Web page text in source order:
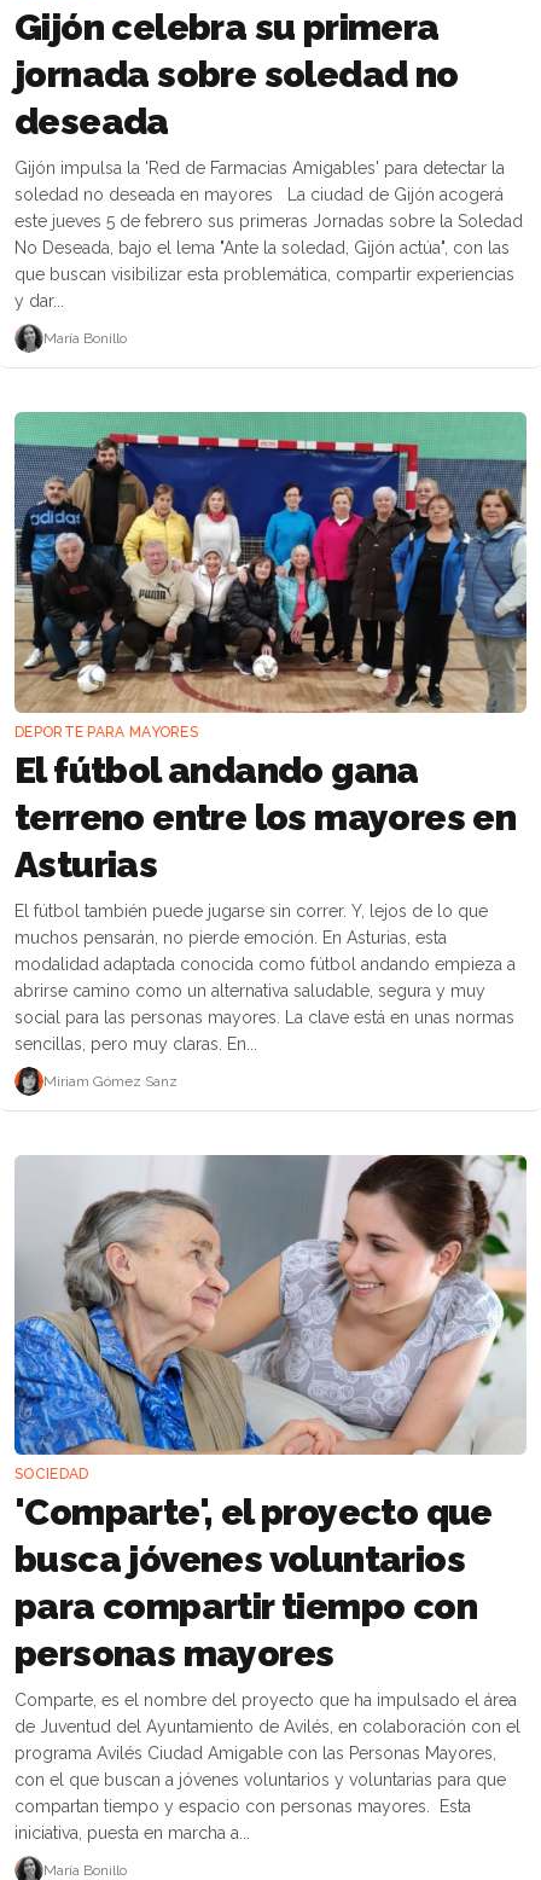
Gijón celebra su primera
jornada sobre soledad no
deseada
Gijón impulsa la 'Red de Farmacias Amigables' para detectar la
soledad no deseada en mayores La ciudad de Gijón acogerá
este jueves 5 de febrero sus primeras Jornadas sobre la Soledad
No Deseada, bajo el lema "Ante la soledad, Gijón actúa", con las
que buscan visibilizar esta problemática, compartir experiencias
y dar...
María Bonillo
DEPORTE PARA MAYORES
El fútbol andando gana
terreno entre los mayores en
Asturias
El fútbol también puede jugarse sin correr. Y, lejos de lo que
muchos pensarán, no pierde emoción. En Asturias, esta
modalidad adaptada conocida como fútbol andando empieza a
abrirse camino como un alternativa saludable, segura y muy
social para las personas mayores. La clave está en unas normas
sencillas, pero muy claras. En...
Miriam Gómez Sanz
SOCIEDAD
'Comparte', el proyecto que
busca jóvenes voluntarios
para compartir tiempo con
personas mayores
Comparte, es el nombre del proyecto que ha impulsado el área
de Juventud del Ayuntamiento de Avilés, en colaboración con el
programa Avilés Ciudad Amigable con las Personas Mayores,
con el que buscan a jóvenes voluntarios y voluntarias para que
compartan tiempo y espacio con personas mayores. Esta
iniciativa, puesta en marcha a...
María Bonillo